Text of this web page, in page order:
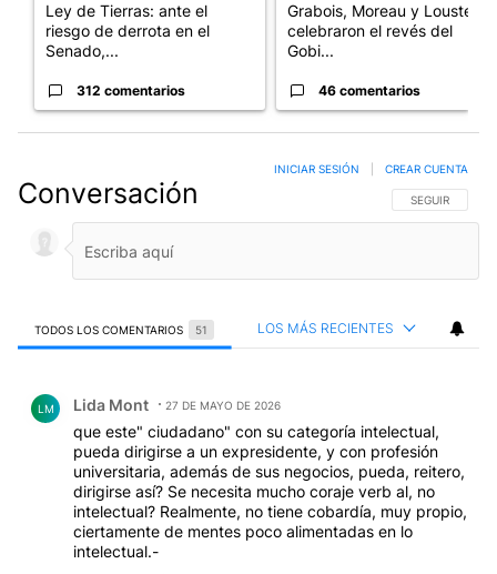
Ley de Tierras: ante el
riesgo de derrota en el
Senado,...
312 comentarios
Grabois, Moreau y Lousteau
celebraron el revés del
Gobi...
46 comentarios
Conversación SIGA ESTA
SEGUIR
INICIAR SESIÓN CREAR CUENTA
TODOS LOS COMENTARIOS 51 LOS MÁS RECIENTES
LM Lida Mont 27 DE MAYO DE 2026
que este" ciudadano" con su categoría intelectual,
pueda dirigirse a un expresidente, y con profesión
universitaria, además de sus negocios, pueda, reitero,
dirigirse así? Se necesita mucho coraje verb al, no
intelectual? Realmente, no tiene cobardía, muy propio,
ciertamente de mentes poco alimentadas en lo
intelectual.-